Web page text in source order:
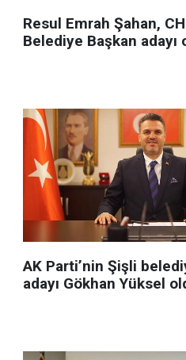
Resul Emrah Şahan,
Belediye Başkan adayı
AK Parti’nin Şişli
adayı Gökhan Yüksel